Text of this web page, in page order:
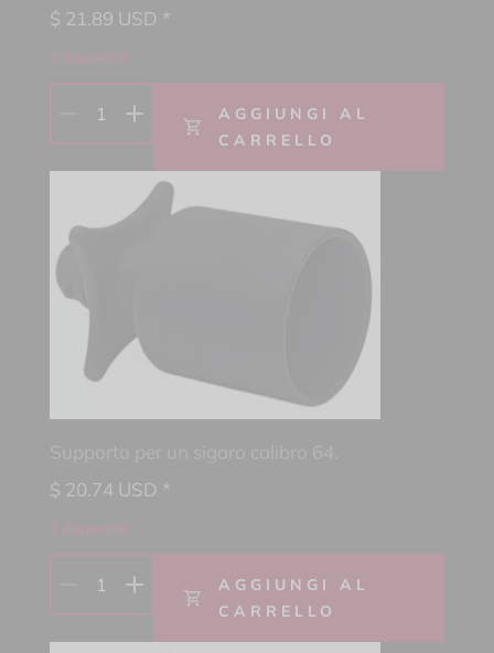
$ 21.89 USD *
1
AGGIUNGI AL
CARRELLO
$ 20.74 USD *
1
AGGIUNGI AL
CARRELLO